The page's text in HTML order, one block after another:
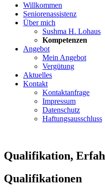
Willkommen
Seniorenassistenz
Über mich
Sushma H. Lohaus
Kompetenzen
Angebot
Mein Angebot
Vergütung
Aktuelles
Kontakt
Kontaktanfrage
Impressum
Datenschutz
Haftungsausschluss
Qualifikation,
Qualifikationen